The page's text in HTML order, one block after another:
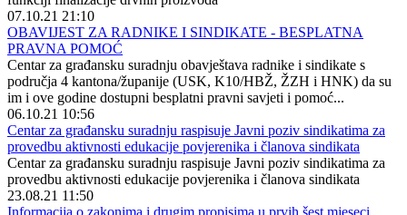
07.10.21 21:10
OBAVIJEST ZA RADNIKE I SINDIKATE - BESPLATNA
PRAVNA POMOĆ
Centar za građansku suradnju obavještava radnike i sindikate s
područja 4 kantona/županije (USK, K10/HBŽ, ŽZH i HNK) da su
im i ove godine dostupni besplatni pravni savjeti i pomoć...
06.10.21 10:56
Centar za građansku suradnju raspisuje Javni poziv sindikatima za
provedbu aktivnosti edukacije povjerenika i članova sindikata
Centar za građansku suradnju raspisuje Javni poziv sindikatima za
provedbu aktivnosti edukacije povjerenika i članova sindikata
23.08.21 11:50
Informacija o zakonima i drugim propisima u prvih šest mjeseci